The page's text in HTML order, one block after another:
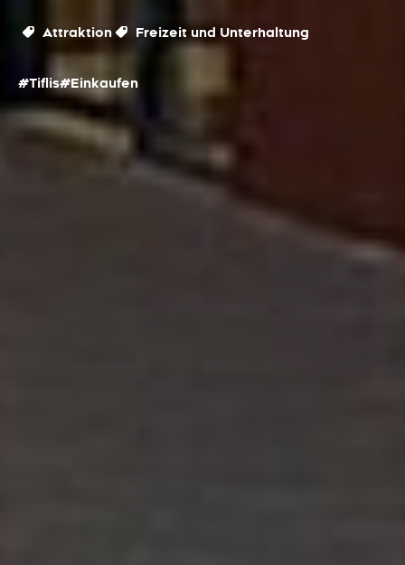
Attraktion Freizeit und Unterhaltung
#Tiflis#Einkaufen